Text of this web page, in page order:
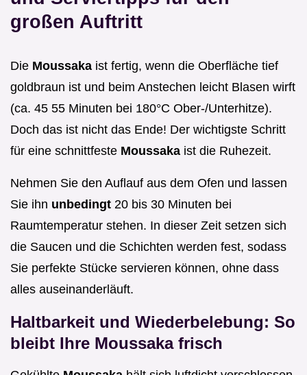
großen Auftritt
Die Moussaka ist fertig, wenn die Oberfläche tief
goldbraun ist und beim Anstechen leicht Blasen wirft
(ca. 45 55 Minuten bei 180°C Ober-/Unterhitze).
Doch das ist nicht das Ende! Der wichtigste Schritt
für eine schnittfeste Moussaka ist die Ruhezeit.
Nehmen Sie den Auflauf aus dem Ofen und lassen
Sie ihn unbedingt 20 bis 30 Minuten bei
Raumtemperatur stehen. In dieser Zeit setzen sich
die Saucen und die Schichten werden fest, sodass
Sie perfekte Stücke servieren können, ohne dass
alles auseinanderläuft.
Haltbarkeit und Wiederbelebung: So
bleibt Ihre Moussaka frisch